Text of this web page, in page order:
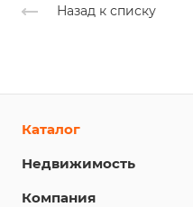
Назад к списку
Каталог
Недвижимость
Компания